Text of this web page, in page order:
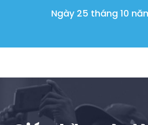
Vote
Ngày 25 tháng 10